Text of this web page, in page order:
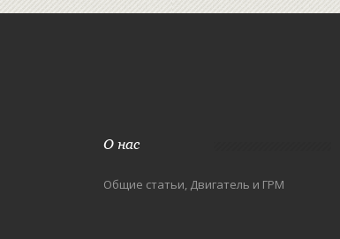
О нас
Общие статьи, Двигатель и ГРМ